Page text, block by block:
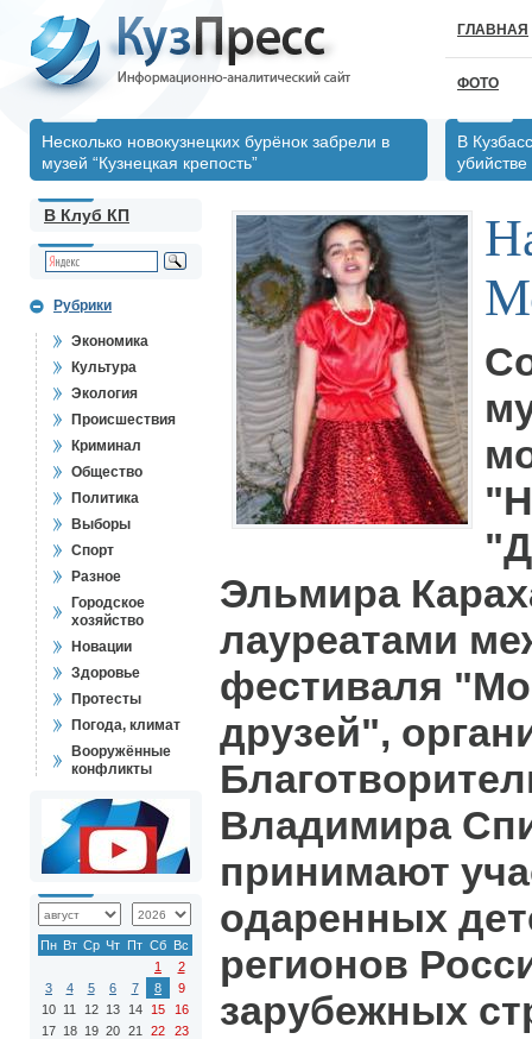
ГЛАВНАЯ
ФОТО
Несколько новокузнецких бурёнок забрели в
музей “Кузнецкая крепость”
В
В Клуб КП
Рубрики
Экономика
Культура
Экология
Происшествия
Криминал
Общество
Политика
Выборы
Спорт
Разное
Городское
хозяйство
Новации
Здоровье
Протесты
Погода, климат
Вооружённые
конфликты
Пн Вт Ср Чт Пт Сб Вс
1
2
3
4 5 6 7 8
9
10 11 12 13 14 15
16
17 18 19 20 21 22
23
Эльмира
лауреатами
фестиваля
друзей",
Владимира
принимают
одаренных
регионов
зарубежных